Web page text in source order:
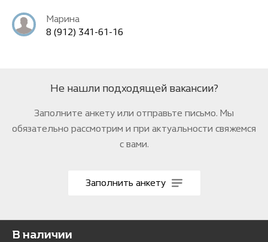
Марина
8 (912) 341-61-16
Не нашли подходящей вакансии?
Заполните анкету или отправьте письмо. Мы
обязательно рассмотрим и при актуальности свяжемcя
с вами.
Заполнить анкету
В наличии